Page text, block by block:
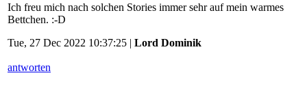
Ich freu mich nach solchen Stories immer sehr auf mein warmes
Bettchen. :-D
Tue, 27 Dec 2022 10:37:25 | Lord Dominik
antworten